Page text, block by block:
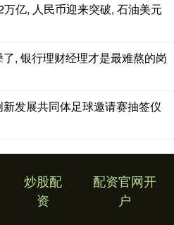
亿, 人民币迎来突破, 石油美元
, 银行理财经理才是最难熬的岗
发展共同体足球邀请赛抽签仪
炒股配
资
配资官网开
户